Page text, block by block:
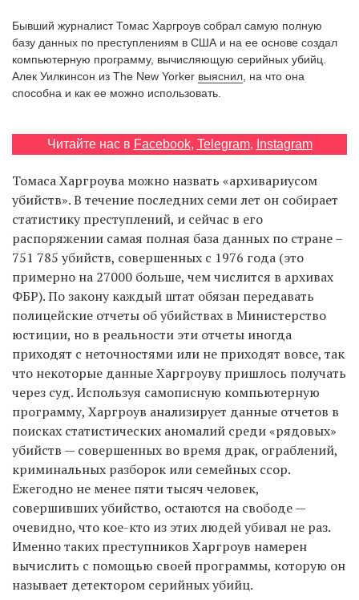
EN
UA
Бывший журналист Томас Харгроув собрал самую полную
базу данных по преступлениям в США и на ее основе создал
компьютерную программу, вычисляющую серийных убийц.
Алек Уилкинсон из The New Yorker выяснил , на что она
способна и как ее можно использовать.
Читайте нас в Facebook, Telegram, Instagram
Томаса Харгроува можно назвать «архивариусом
убийств». В течение последних семи лет он собирает
статистику преступлений, и сейчас в его
распоряжении самая полная база данных по стране –
751 785 убийств, совершенных с 1976 года (это
примерно на 27000 больше, чем числится в архивах
ФБР). По закону каждый штат обязан передавать
полицейские отчеты об убийствах в Министерство
юстиции, но в реальности эти отчеты иногда
приходят с неточностями или не приходят вовсе, так
что некоторые данные Харгроуву пришлось получать
через суд. Используя самописную компьютерную
программу, Харгроув анализирует данные отчетов в
поисках статистических аномалий среди «рядовых»
убийств — совершенных во время драк, ограблений,
криминальных разборок или семейных ссор.
Ежегодно не менее пяти тысяч человек,
совершивших убийство, остаются на свободе —
очевидно, что кое-кто из этих людей убивал не раз.
Именно таких преступников Харгроув намерен
вычислить с помощью своей программы, которую он
называет детектором серийных убийц.